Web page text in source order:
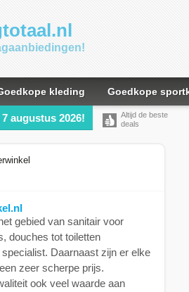
kleding Goedkope
7 augustus 2026!
Altijd de beste
deals
gebied van sanitair voor
douches tot toiletten
Daarnaast zijn er elke
zeer scherpe prijs.
ook veel waarde aan